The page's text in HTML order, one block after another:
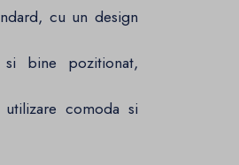
cu un design
bine pozitionat,
comoda si